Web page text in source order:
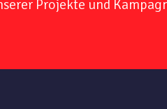
Projekte und